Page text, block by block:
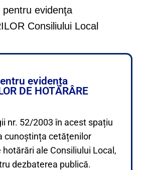
pentru evidenţa
Consiliului Local
evidența
DE HOTĂRÂRE
nr. 52/2003 în acest spațiu
cunoștința cetățenilor
ale Consiliului Local,
dezbaterea publică.